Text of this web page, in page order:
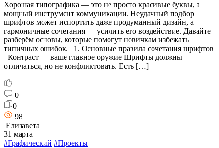
Хорошая типографика — это не просто красивые буквы, а
мощный инструмент коммуникации. Неудачный подбор
шрифтов может испортить даже продуманный дизайн, а
гармоничные сочетания — усилить его воздействие. Давайте
разберём основы, которые помогут новичкам избежать
типичных ошибок. 1. Основные правила сочетания шрифтов
Контраст — ваше главное оружие Шрифты должны
отличаться, но не конфликтовать. Есть […]
0
0
98
Елизавета
31 марта
#Графический #Проекты